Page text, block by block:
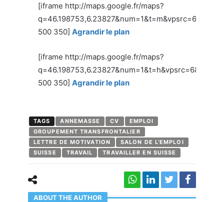
[iframe http://maps.google.fr/maps?
500 350] Agrandir le plan
[iframe http://maps.google.fr/maps?
500 350] Agrandir le plan
TAGS ANNEMASSE CV
EMPLOI
GROUPEMENT TRANSFRONTALIER
LETTRE DE MOTIVATION
SALON DE L'EMPLOI
SUISSE
TRAVAIL TRAVAILLER EN SUISSE
ABOUT THE AUTHOR